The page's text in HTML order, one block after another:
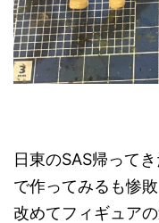
日東のSAS帰って
で作ってみるも惨敗
改めてフィギュア